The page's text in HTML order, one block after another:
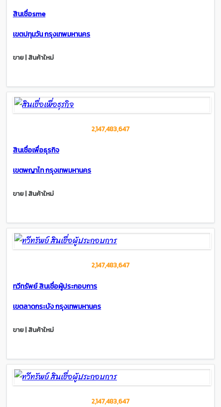
สินเชื่อsme
เขตปทุมวัน กรุงเทพมหานคร
ขาย | สินค้าใหม่
2,147,483,647
สินเชื่อเพื่อธุรกิจ
เขตพญาไท กรุงเทพมหานคร
ขาย | สินค้าใหม่
2,147,483,647
ทวีทรัพย์ สินเชื่อผู้ประกอบการ
เขตลาดกระบัง กรุงเทพมหานคร
ขาย | สินค้าใหม่
2,147,483,647